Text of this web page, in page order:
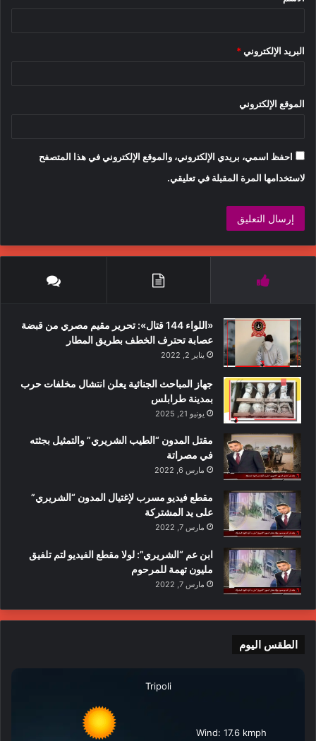
البريد الإلكتروني *
الموقع الإلكتروني
احفظ اسمي، بريدي الإلكتروني، والموقع الإلكتروني في هذا المتصفح
لاستخدامها المرة المقبلة في تعليقي.
«اللواء 144 قتال»: تحرير مقيم مصري من قبضة
عصابة تحترف الخطف بطريق المطار
يناير 2, 2022
جهاز المباحث الجنائية يعلن انتشال مخلفات حرب
بمدينة طرابلس
يونيو 21, 2025
مقتل المدون “الطيب الشريري” والتمثيل بجثته
في مصراتة
مارس 6, 2022
مقطع فيديو مسرب لإغتيال المدون “الشريري”
على يد المشتركة
مارس 7, 2022
ابن عم “الشريري”: لولا مقطع الفيديو لتم تلفيق
مليون تهمة للمرحوم
مارس 7, 2022
الطقس اليوم
Tripoli
Wind: 17.6 kmph